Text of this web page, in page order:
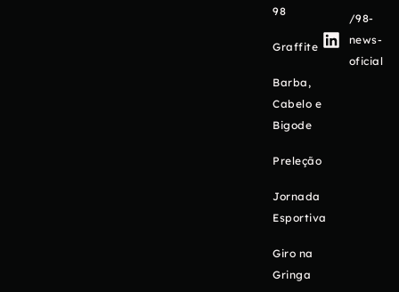
98
Graffite
Barba,
Cabelo e
Bigode
Preleção
Jornada
Esportiva
Giro na
Gringa
/98-
news-
oficial